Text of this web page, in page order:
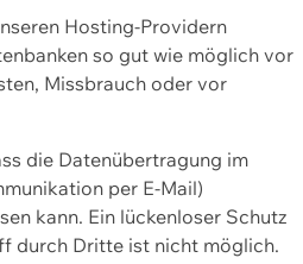
Hosting-Providern
so gut wie möglich vor
Missbrauch oder vor
die Datenübertragung im
per E-Mail)
kann. Ein lückenloser Schutz
durch Dritte ist nicht möglich.